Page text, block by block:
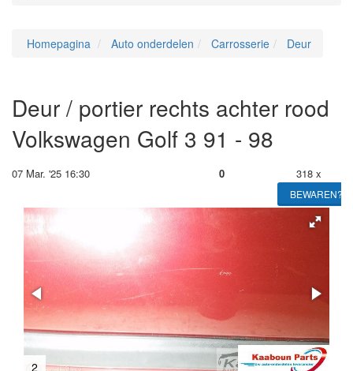
Homepagina Auto onderdelen Carrosserie Deur
Deur / portier rechts achter rood
Volkswagen Golf 3 91 - 98
07 Mar. '25 16:30 0 318 x
BEWAREN?
2